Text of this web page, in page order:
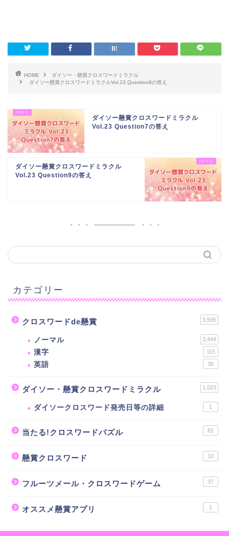
HOME
ダイソー・懸賞クロスワードミラクル
ダイソー懸賞クロスワードミラクルVol.23 Question8の答え
ダイソー懸賞クロスワードミラクル
Vol.23 Question7の答え
ダイソー懸賞クロスワードミラクル
Vol.23 Question9の答え
カテゴリー
クロスワードde懸賞 3,595
ノーマル 3,444
漢字 115
英語 36
ダイソー・懸賞クロスワードミラクル 1,023
ダイソークロスワード発売日等の詳細 1
当たる!クロスワードパズル 81
懸賞クロスワード 10
フルーツメール・クロスワードゲーム 37
オススメ懸賞アプリ 1